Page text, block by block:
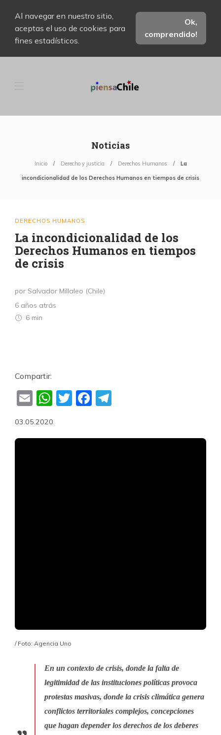
Al navegar en nuestro sitio,
aceptas el uso de cookies para
fines estadísticos.
Ok,
comprendido!
Noticias
Inicio Derecho y justicia Derechos Humanos La
incondicionalidad de los Derechos Humanos en tiempos de crisis
DERECHOS HUMANOS
La incondicionalidad de los
Derechos Humanos en tiempos
de crisis
por Salvador Millaleo (Chile)
6 años atrás
6 min
Compartir:
EmailWhatsApp
TwitterFacebook
03.05.2020
/ Foto: Agencia Uno
En un contexto de crisis, donde la falta de
legitimidad de las instituciones políticas provoca
protestas masivas, donde la crisis climática genera
conflictos territoriales complejos, concepciones
que hagan depender los derechos de los deberes